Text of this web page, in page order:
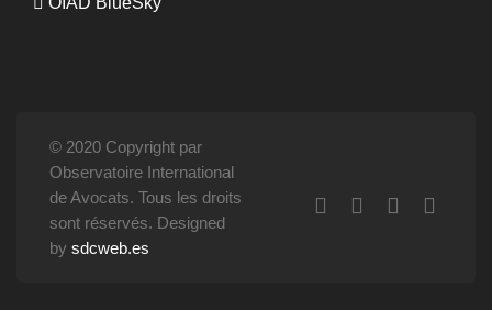
© 2020 Copyright par
Observatoire International
de Avocats. Tous les droits
sont réservés. Designed
by sdcweb.es